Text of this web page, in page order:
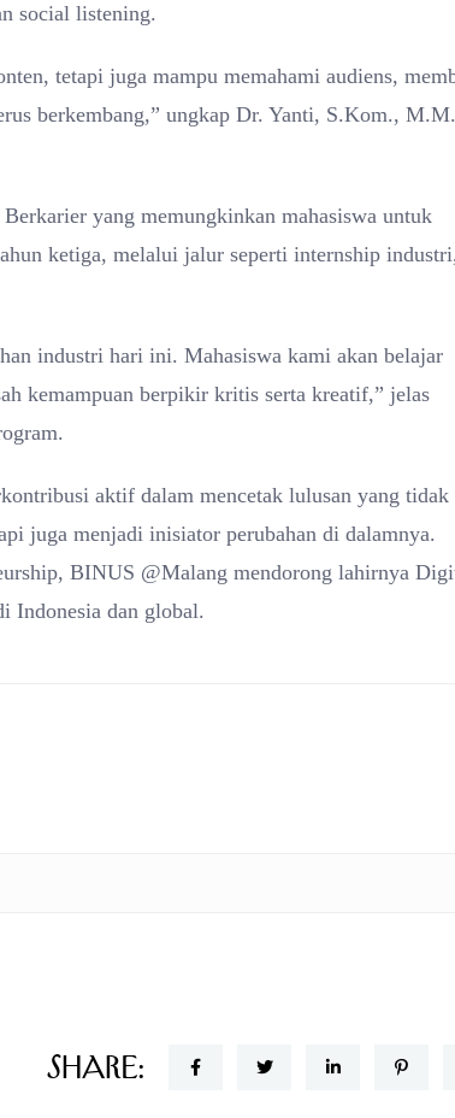
social listening.
tetapi juga mampu memahami audiens,
berkembang,” ungkap Dr. Yanti, S.Kom.,
yang memungkinkan mahasiswa untuk
ketiga, melalui jalur seperti internship
industri hari ini. Mahasiswa kami akan belajar
kemampuan berpikir kritis serta kreatif,” jelas
aktif dalam mencetak lulusan yang tidak
juga menjadi inisiator perubahan di dalamnya.
BINUS @Malang mendorong lahirnya
Indonesia dan global.
Share: